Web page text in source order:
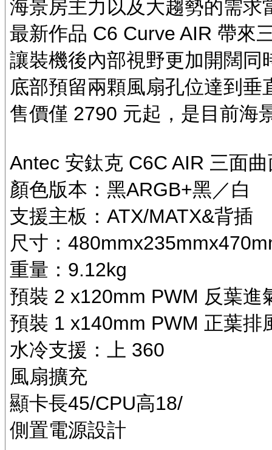
海景房主力以及大趨勢的需求
最新作品 C6 Curve AIR 帶來
讓裝機後內部視野更加開闊同
底部預留兩顆風扇孔位達到垂
售價僅 2790 元起，是目前海
Antec 安鈦克 C6C AIR 三面
顏色版本：黑ARGB+黑／白
支援主板：ATX/MATX&背插
尺寸：
重量：9.12kg
預裝 2 x120mm PWM 反葉進
預裝 1 x140mm PWM 正葉排
水冷支援：上 360
風扇擴充
顯卡長45/CPU高18/
側置電源設計